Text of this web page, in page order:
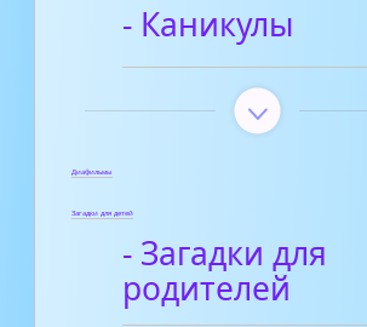
- Каникулы
Диафильмы
Загадки для детей
- Загадки для
родителей